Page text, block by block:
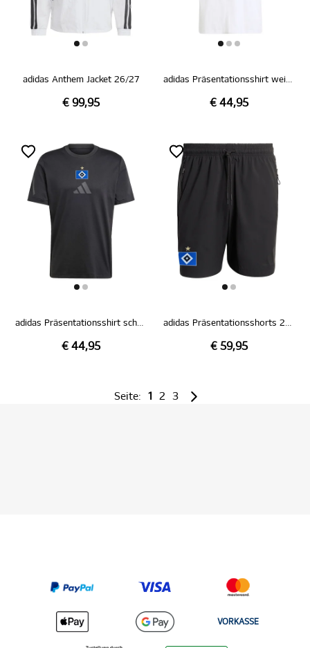
adidas Anthem Jacket 26/27
€ 99,95
adidas Präsentationsshirt weiß 26/27
€ 44,95
adidas Präsentationsshirt schwarz 26/27
€ 44,95
adidas Präsentationsshorts 26/27
€ 59,95
Seite: 1 2 3
VORKASSE